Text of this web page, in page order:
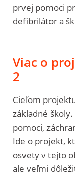
prvej pomoci
defibrilátor a
Viac o
2
Cieľom
základné
pomoci,
Ide o projekt,
osvety v tejto
ale veľmi